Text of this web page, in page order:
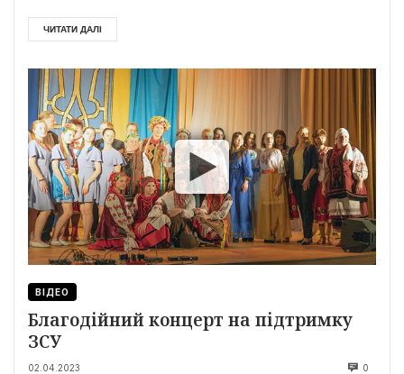
ЧИТАТИ ДАЛІ
ВІДЕО
Благодійний концерт на підтримку
ЗСУ
02.04.2023 0